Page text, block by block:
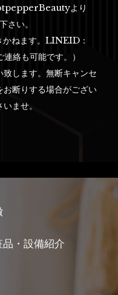
より
さい。
かねます。LINEID：
も可能です。）
します。無断キャンセ
断りする場合がござい
ませ。
品・設備紹介